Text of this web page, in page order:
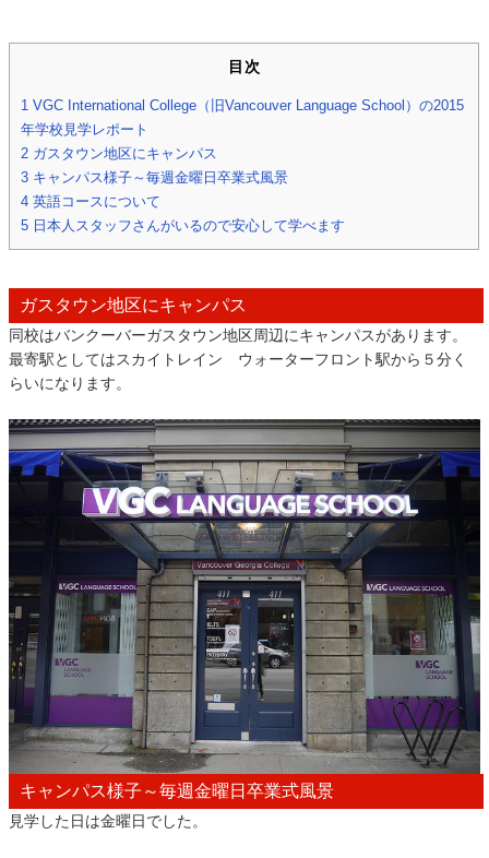
目次
1 VGC International College（旧Vancouver Language School）の2015
年学校見学レポート
2 ガスタウン地区にキャンパス
3 キャンパス様子～毎週金曜日卒業式風景
4 英語コースについて
5 日本人スタッフさんがいるので安心して学べます
ガスタウン地区にキャンパス
同校はバンクーバーガスタウン地区周辺にキャンパスがあります。
最寄駅としてはスカイトレイン ウォーターフロント駅から５分く
らいになります。
キャンパス様子～毎週金曜日卒業式風景
見学した日は金曜日でした。